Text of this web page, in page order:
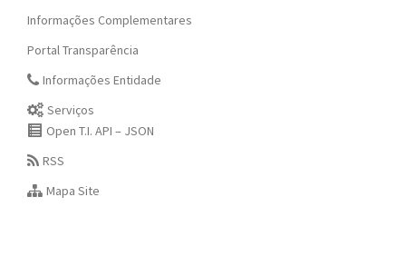
Informações Complementares
Portal Transparência
Informações Entidade
Serviços
Open T.I. API – JSON
RSS
Mapa Site